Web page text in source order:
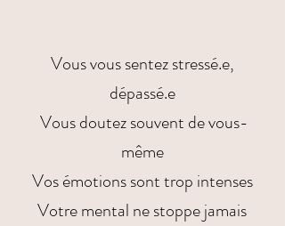
Vous vous sentez stressé.e,
dépassé.e
Vous doutez souvent de vous-
même
Vos émotions sont trop intenses
Votre mental ne stoppe jamais